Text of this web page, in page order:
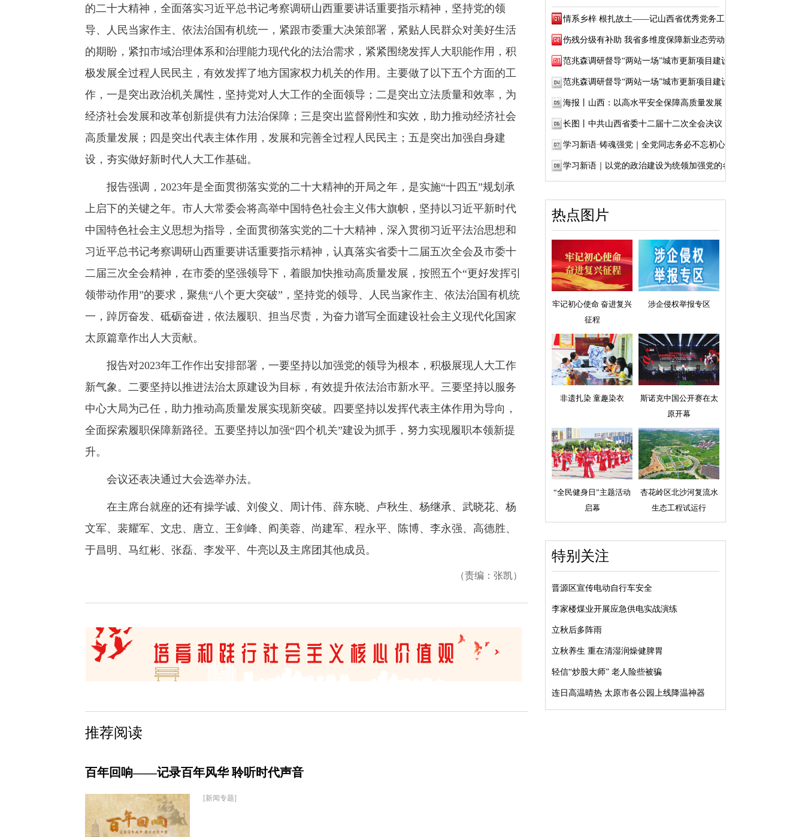
的二十大精神，全面落实习近平总书记考察调研山西重要讲话重要指示精神，坚持党的领
导、人民当家作主、依法治国有机统一，紧跟市委重大决策部署，紧贴人民群众对美好生活
的期盼，紧扣市域治理体系和治理能力现代化的法治需求，紧紧围绕发挥人大职能作用，积
极发展全过程人民民主，有效发挥了地方国家权力机关的作用。主要做了以下五个方面的工
作，一是突出政治机关属性，坚持党对人大工作的全面领导；二是突出立法质量和效率，为
经济社会发展和改革创新提供有力法治保障；三是突出监督刚性和实效，助力推动经济社会
高质量发展；四是突出代表主体作用，发展和完善全过程人民民主；五是突出加强自身建
设，夯实做好新时代人大工作基础。
报告强调，2023年是全面贯彻落实党的二十大精神的开局之年，是实施“十四五”规划承
上启下的关键之年。市人大常委会将高举中国特色社会主义伟大旗帜，坚持以习近平新时代
中国特色社会主义思想为指导，全面贯彻落实党的二十大精神，深入贯彻习近平法治思想和
习近平总书记考察调研山西重要讲话重要指示精神，认真落实省委十二届五次全会及市委十
二届三次全会精神，在市委的坚强领导下，着眼加快推动高质量发展，按照五个“更好发挥引
领带动作用”的要求，聚焦“八个更大突破”，坚持党的领导、人民当家作主、依法治国有机统
一，踔厉奋发、砥砺奋进，依法履职、担当尽责，为奋力谱写全面建设社会主义现代化国家
太原篇章作出人大贡献。
报告对2023年工作作出安排部署，一要坚持以加强党的领导为根本，积极展现人大工作
新气象。二要坚持以推进法治太原建设为目标，有效提升依法治市新水平。三要坚持以服务
中心大局为己任，助力推动高质量发展实现新突破。四要坚持以发挥代表主体作用为导向，
全面探索履职保障新路径。五要坚持以加强“四个机关”建设为抓手，努力实现履职本领新提
升。
会议还表决通过大会选举办法。
在主席台就座的还有操学诚、刘俊义、周计伟、薛东晓、卢秋生、杨继承、武晓花、杨
文军、裴耀军、文忠、唐立、王剑峰、阎美蓉、尚建军、程永平、陈博、李永强、高德胜、
于昌明、马红彬、张磊、李发平、牛亮以及主席团其他成员。
（责编：张凯）
推荐阅读
百年回响——记录百年风华 聆听时代声音
[新闻专题]
情系乡梓 根扎故土——记山西省优秀党务工作...
伤残分级有补助 我省多维度保障新业态劳动者...
范兆森调研督导“两站一场”城市更新项目建设
范兆森调研督导“两站一场”城市更新项目建设
海报丨山西：以高水平安全保障高质量发展
长图丨中共山西省委十二届十二次全会决议
学习新语·铸魂强党｜全党同志务必不忘初心、...
学习新语｜以党的政治建设为统领加强党的各...
热点图片
牢记初心使命 奋进复兴
征程
涉企侵权举报专区
非遗扎染 童趣染衣
斯诺克中国公开赛在太
原开幕
“全民健身日”主题活动
启幕
杏花岭区北沙河复流水
生态工程试运行
特别关注
晋源区宣传电动自行车安全
李家楼煤业开展应急供电实战演练
立秋后多阵雨
立秋养生 重在清湿润燥健脾胃
轻信“炒股大师” 老人险些被骗
连日高温晴热 太原市各公园上线降温神器